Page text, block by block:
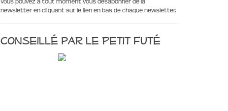
Vous pouvez à tout moment vous désabonner de la
newsletter en cliquant sur le lien en bas de chaque newsletter.
Conseillé par le Petit Futé